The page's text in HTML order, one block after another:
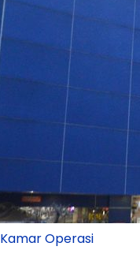
Kamar Operasi